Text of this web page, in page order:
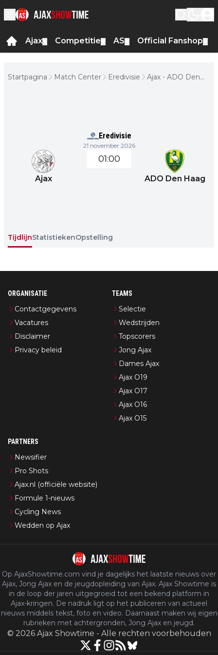
Ajax Competitie AS Official Fanshop
Startpagina Match Center Eredivisie
Ajax - ADO Den
Eredivisie
21 november 2026
Ajax
01:00
ADO Den Haag
TijdlijnStatistiekenOpstelling
ORGANISATIE
Contactgegevens
Vacatures
Disclaimer
Privacy beleid
TEAMS
Selectie
Wedstrijden
Topscorers
Jong Ajax
Dames Ajax
Ajax O19
Ajax O17
Ajax O16
Ajax O15
PARTNERS
Newsifier
Pro Shots
Ajax.nl (officiële website)
Formule 1-nieuws
Cycling News
Wedden op Ajax
Op AjaxShowtime.com vind je dagelijks het laatste nieuws over
Ajax, Jong Ajax en de jeugdopleiding van Ajax. Ajax Showtime is
in de loop der jaren uitgegroeid tot een bekend platform in
Ajax-kringen. De nadruk ligt op het publiceren van actueel
nieuws middels tekst, foto en video. Daarnaast maken wij eigen
rubrieken met achtergronden, Jong Ajax en jeugd.
© 2026 Ajax Showtime - Alle rechten voorbehouden